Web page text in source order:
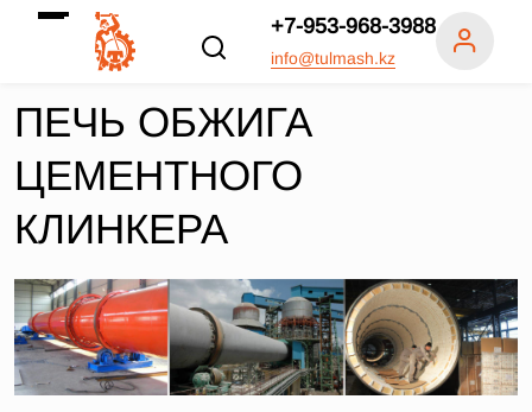
+7-953-968-3988
info@tulmash.kz
ПЕЧЬ ОБЖИГА
ЦЕМЕНТНОГО
КЛИНКЕРА